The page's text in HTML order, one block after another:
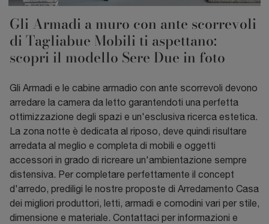
Gli Armadi a muro con ante scorrevoli
di Tagliabue Mobili ti aspettano:
scopri il modello Sere Due in foto
Gli Armadi e le cabine armadio con ante scorrevoli devono
arredare la camera da letto garantendoti una perfetta
ottimizzazione degli spazi e un'esclusiva ricerca estetica.
La zona notte è dedicata al riposo, deve quindi risultare
arredata al meglio e completa di mobili e oggetti
accessori in grado di ricreare un'ambientazione sempre
distensiva. Per completare perfettamente il concept
d'arredo, prediligi le nostre proposte di Arredamento Casa
dei migliori produttori, letti, armadi e comodini vari per stile,
dimensione e materiale. Contattaci per informazioni e